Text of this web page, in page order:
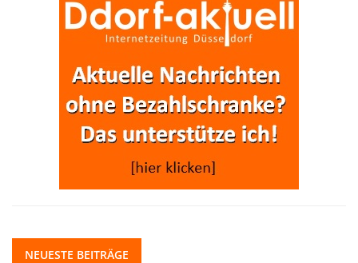
NEUESTE BEITRÄGE